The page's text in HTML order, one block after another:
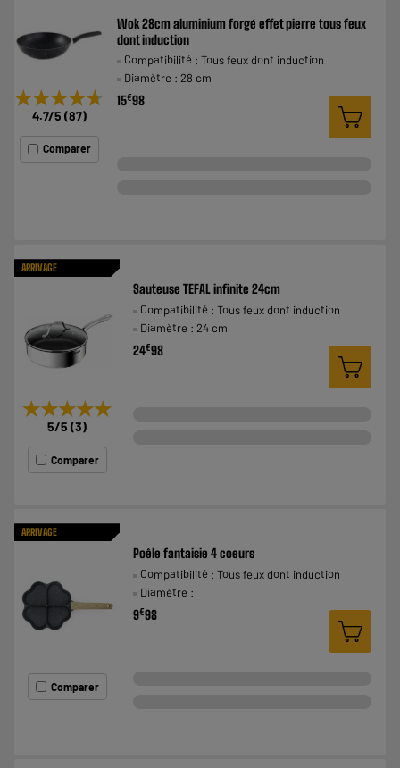
★★★★★
★★★★★
4.7/5 (87)
Comparer
Wok 28cm aluminium forgé effet pierre tous feux
dont induction
Compatibilité : Tous feux dont induction
Diamètre : 28 cm
15€98
ARRIVAGE
★★★★★
★★★★★
5/5 (3)
Comparer
Sauteuse TEFAL infinite 24cm
Compatibilité : Tous feux dont induction
Diamètre : 24 cm
24€98
ARRIVAGE
Comparer
Poêle fantaisie 4 coeurs
Compatibilité : Tous feux dont induction
Diamètre :
9€98